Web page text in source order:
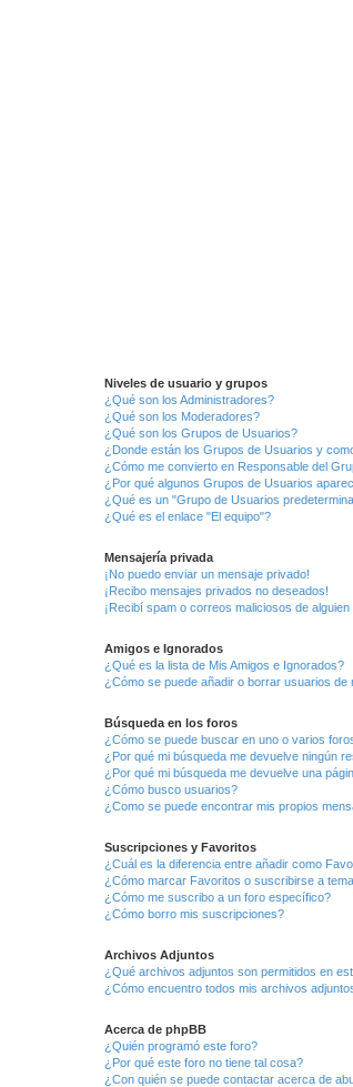
Niveles de usuario y grupos
¿Qué son los Administradores?
¿Qué son los Moderadores?
¿Qué son los Grupos de Usuarios?
¿Donde están los Grupos de Usuarios y
¿Cómo me convierto en Responsable del
¿Por qué algunos Grupos de Usuarios
¿Qué es un "Grupo de Usuarios
¿Qué es el enlace "El equipo"?
Mensajería privada
¡No puedo enviar un mensaje privado!
¡Recibo mensajes privados no deseados!
¡Recibí spam o correos maliciosos de alguien
Amigos e Ignorados
¿Qué es la lista de Mis Amigos e Ignorados?
¿Cómo se puede añadir o borrar usuarios de
Búsqueda en los foros
¿Cómo se puede buscar en uno o varios
¿Por qué mi búsqueda me devuelve ningún
¿Por qué mi búsqueda me devuelve una
¿Cómo busco usuarios?
¿Como se puede encontrar mis propios
Suscripciones y Favoritos
¿Cuál es la diferencia entre añadir como
¿Cómo marcar Favoritos o suscribirse a
¿Cómo me suscribo a un foro específico?
¿Cómo borro mis suscripciones?
Archivos Adjuntos
¿Qué archivos adjuntos son permitidos en
¿Cómo encuentro todos mis archivos
Acerca de phpBB
¿Quién programó este foro?
¿Por qué este foro no tiene tal cosa?
¿Con quién se puede contactar acerca de